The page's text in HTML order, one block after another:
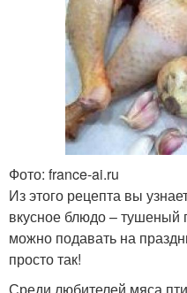
Фото: france-ai.ru
Из этого рецепта вы
вкусное блюдо – тушеный
можно подавать на
просто так!